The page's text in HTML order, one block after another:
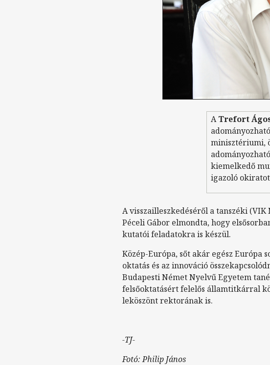
ATrefort
minisztériumi,
kiemelkedő
igazoló
A visszailleszkedéséről a tanszéki
Péceli Gábor elmondta, hogy
kutatói feladatokra is készül.
Közép-Európa, sőt akár egész Európa
oktatás és az innováció
Budapesti Német Nyelvű Egyetem
felsőoktatásért felelős államtitkárral
leköszönt rektorának is.
-TJ-
Fotó: Philip János